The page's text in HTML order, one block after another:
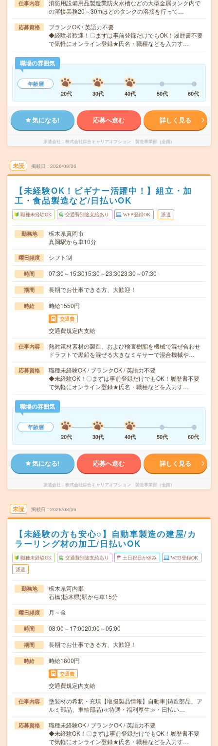
仕事内容
消防用設備用品製造業防火水槽などの大型金属タンク内で
の溶接業務20～30mほどのタンクの溶接を行って…
応募資格
ブランクOK / 英語力不要
◆経験者歓迎！〇まずは事前登録だけでもOK！履歴書不要
で気軽にオンライン登録★氏名・職種などを入力す…
職場の雰囲気
年齢層
20代
30代 40代 50代 60代
気になる! 応募へ進む 詳しく見る
派遣会社 株式会社綜合キャリアオプション 製造事業部（全国）
未読 掲載日 2026/08/06
【未経験OK！ビギナー活躍中！】組立・加
工・食品製造など/日払いOK
職種未経験OK 交通費別途支給あり WEB登録OK 派遣
勤務地
栃木県真岡市
真岡駅から車10分
曜日頻度 シフト制
時間 07:30～15:3015:30～23:3023:30～07:30
期間 長期でお仕事できる方、大歓迎！
時給 時給1550円
交通費
交通費規定内支給
仕事内容
熱対策材素材の製造、および検査樹脂を機械で混ぜ合わせ
ドラフトで黒鉛を混ぜる大きなミキサーで混合機械や…
応募資格
職種未経験OK / ブランクOK / 英語力不要
◆未経験OK！〇まずは事前登録だけでもOK！履歴書不要
で気軽にオンライン登録★氏名・職種などを入力す…
職場の雰囲気
年齢層
20代
30代 40代 50代 60代
気になる! 応募へ進む 詳しく見る
派遣会社 株式会社綜合キャリアオプション 製造事業部（全国）
未読 掲載日 2026/08/06
【未経験の方も安心○】自動車製造の建屋/カ
ラーリング材の加工/日払いOK
職種未経験OK 交通費別途支給あり 土日祝日が休み WEB登録OK
派遣
勤務地
栃木県河内郡
石橋(栃木県)駅から車15分
曜日頻度 月～金
時間 08:00～17:0020:00～05:00
期間 長期でお仕事できる方、大歓迎！
時給 時給1600円
交通費
交通費規定内支給
仕事内容
塗装材の希釈・充填【取扱製品情報】自動車(鋳造部品、ア
ルミ部品、車軸部品)≪待遇・福利厚生≫・日払い…
応募資格
職種未経験OK / ブランクOK / 英語力不要
◆未経験OK！〇まずは事前登録だけでもOK！履歴書不要
で気軽にオンライン登録★氏名・職種などを入力す…